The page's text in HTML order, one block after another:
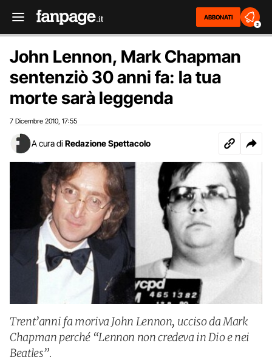
ABBONATI
2
John Lennon, Mark Chapman
sentenziò 30 anni fa: la tua
morte sarà leggenda
7 Dicembre 2010 17:55
A cura di Redazione Spettacolo
Trent’anni fa moriva John Lennon, ucciso da Mark
Chapman perché “Lennon non credeva in Dio e nei
Beatles”.